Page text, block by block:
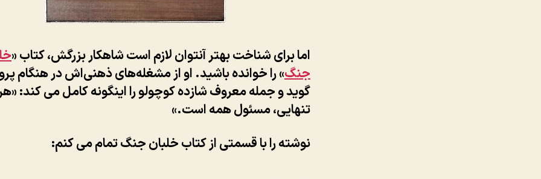
اما برای شناخت بهتر آنتوان لازم است شاهکار بزرگش، کتاب «
جنگ» را خوانده باشید. او از مشغله‌های ذهنی‌اش در هنگام
گوید و جمله معروف شازده کوچولو را اینگونه کامل می کند:
تنهایی، مسئول همه است.»
نوشته را با قسمتی از کتاب خلبان جنگ تمام می کنم: